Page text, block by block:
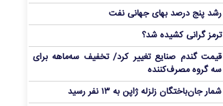
رشد پنج درصد بهای جهانی نفت
ترمز گرانی کشیده شد؟
قیمت گندم صنایع تغییر کرد/ تخفیف سه‌ماهه برای
سه گروه مصرف‌کننده
شمار جان‌باختگان زلزله ژاپن به ۱۳ نفر رسید